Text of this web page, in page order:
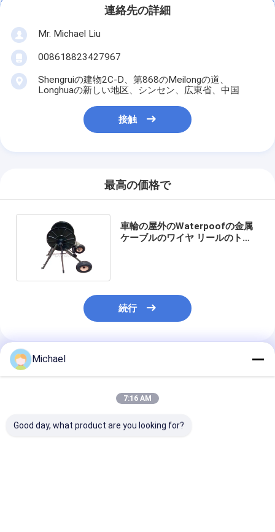
連絡先の詳細
Mr. Michael Liu
008618823427967
Shengruiの建物2C-D、第868のMeilongの道、
Longhuaの新しい地区、シンセン、広東省、中国
接触
最高の価格で
車輪の屋外のWaterpoofの金属
ケーブルのワイヤ リールのトロ
続行
推薦されたプロダクト
Michael
7:16 AM
Good day, what product are you looking for?